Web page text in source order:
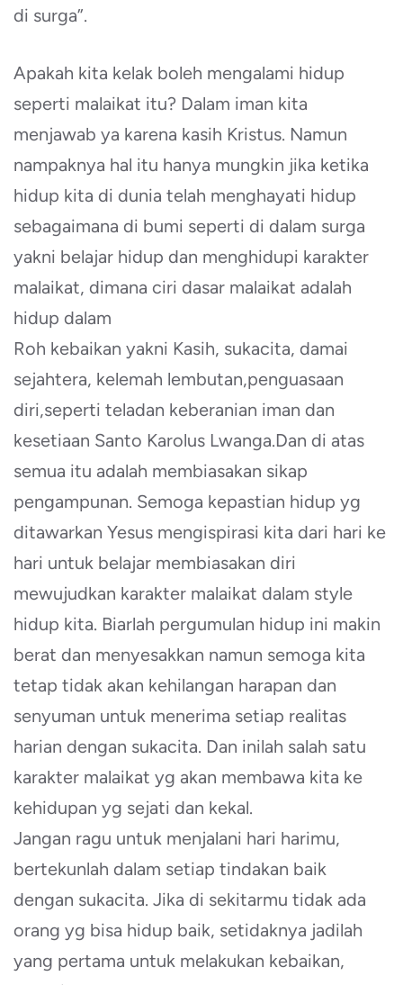
di surga”.
Apakah kita kelak boleh mengalami hidup
seperti malaikat itu? Dalam iman kita
menjawab ya karena kasih Kristus. Namun
nampaknya hal itu hanya mungkin jika ketika
hidup kita di dunia telah menghayati hidup
sebagaimana di bumi seperti di dalam surga
yakni belajar hidup dan menghidupi karakter
malaikat, dimana ciri dasar malaikat adalah
hidup dalam
Roh kebaikan yakni Kasih, sukacita, damai
sejahtera, kelemah lembutan,penguasaan
diri,seperti teladan keberanian iman dan
kesetiaan Santo Karolus Lwanga.Dan di atas
semua itu adalah membiasakan sikap
pengampunan. Semoga kepastian hidup yg
ditawarkan Yesus mengispirasi kita dari hari ke
hari untuk belajar membiasakan diri
mewujudkan karakter malaikat dalam style
hidup kita. Biarlah pergumulan hidup ini makin
berat dan menyesakkan namun semoga kita
tetap tidak akan kehilangan harapan dan
senyuman untuk menerima setiap realitas
harian dengan sukacita. Dan inilah salah satu
karakter malaikat yg akan membawa kita ke
kehidupan yg sejati dan kekal.
Jangan ragu untuk menjalani hari harimu,
bertekunlah dalam setiap tindakan baik
dengan sukacita. Jika di sekitarmu tidak ada
orang yg bisa hidup baik, setidaknya jadilah
yang pertama untuk melakukan kebaikan,